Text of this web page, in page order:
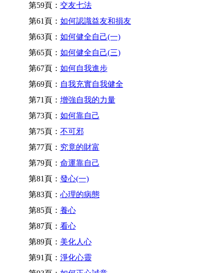
第59頁： 交友七法
第61頁： 如何認識益友和損友
第63頁： 如何健全自己(一)
第65頁： 如何健全自己(三)
第67頁： 如何自我進步
第69頁： 自我充實自我健全
第71頁： 增強自我的力量
第73頁： 如何靠自己
第75頁： 不可邪
第77頁： 究竟的財富
第79頁： 命運靠自己
第81頁： 發心(一)
第83頁： 心理的病態
第85頁： 養心
第87頁： 看心
第89頁： 美化人心
第91頁： 淨化心靈